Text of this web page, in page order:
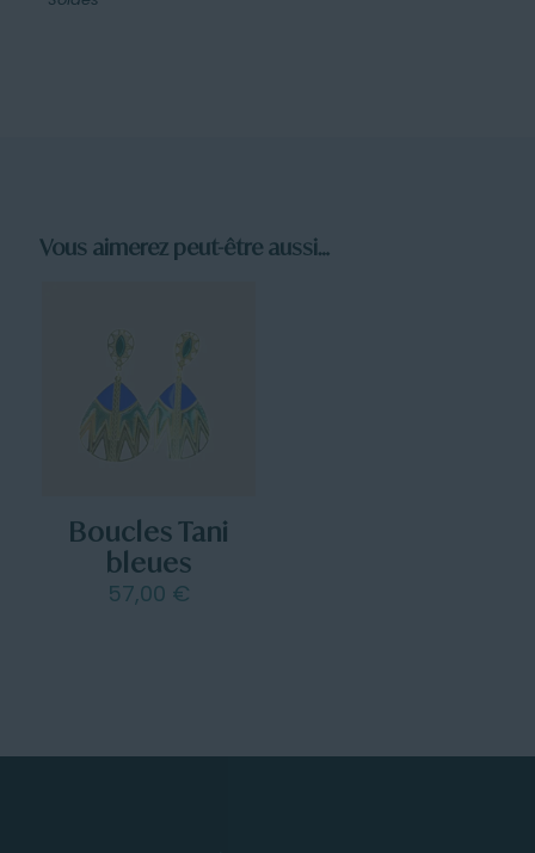
Vous aimerez peut-être aussi…
Boucles Tani
bleues
57,00 €